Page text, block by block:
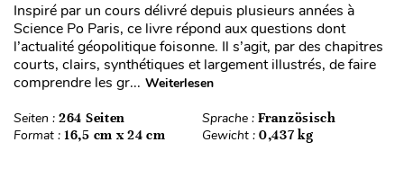
Inspiré par un cours délivré depuis plusieurs années à
Science Po Paris, ce livre répond aux questions dont
l’actualité géopolitique foisonne. Il s’agit, par des chapitres
courts, clairs, synthétiques et largement illustrés, de faire
comprendre les gr... Weiterlesen
Seiten : 264 Seiten Sprache : Französisch
Format : 16,5 cm x 24 cm Gewicht : 0,437 kg